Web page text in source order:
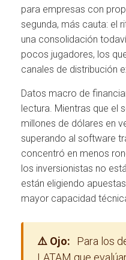
para empresas con
segunda, más cauta: el
una consolidación
pocos jugadores, los
canales de distribución
Datos macro de
lectura. Mientras que el
millones de dólares en
superando al software
concentró en menos
los inversionistas no
están eligiendo
mayor capacidad
⚠️ Ojo:
Para los
LATAM que